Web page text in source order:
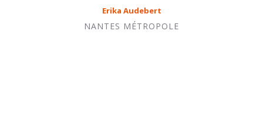
Erika Audebert
NANTES MÉTROPOLE